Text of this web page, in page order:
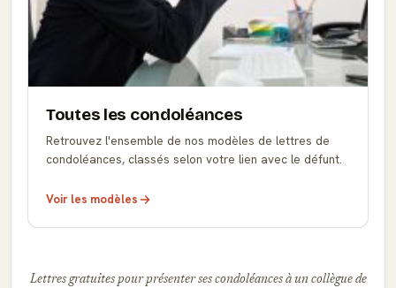
Toutes les condoléances
Retrouvez l'ensemble de nos modèles de lettres de
condoléances, classés selon votre lien avec le défunt.
Voir les modèles
Lettres gratuites pour présenter ses condoléances à un collègue de